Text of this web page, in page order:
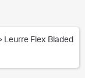
Leurre Flex Bladed